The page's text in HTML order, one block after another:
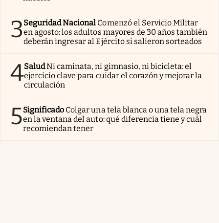
3Seguridad Nacional Comenzó el Servicio Militar
en agosto: los adultos mayores de 30 años también
deberán ingresar al Ejército si salieron sorteados
4SaludNi caminata, ni gimnasio, ni bicicleta: el
ejercicio clave para cuidar el corazón y mejorar la
circulación
5Significado Colgar una tela blanca o una tela negra
en la ventana del auto: qué diferencia tiene y cuál
recomiendan tener